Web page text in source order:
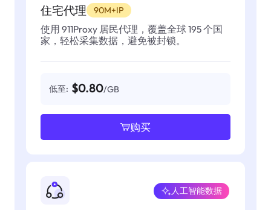
住宅代理 90M+IP
使用 911Proxy 居民代理，覆盖全球 195 个国
家，轻松采集数据，避免被封锁。
低至: $0.80/GB
购买
人工智能数据